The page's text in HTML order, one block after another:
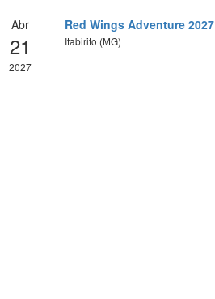
Abr
21
2027
Red Wings Adventure 2027
Itabirito (MG)